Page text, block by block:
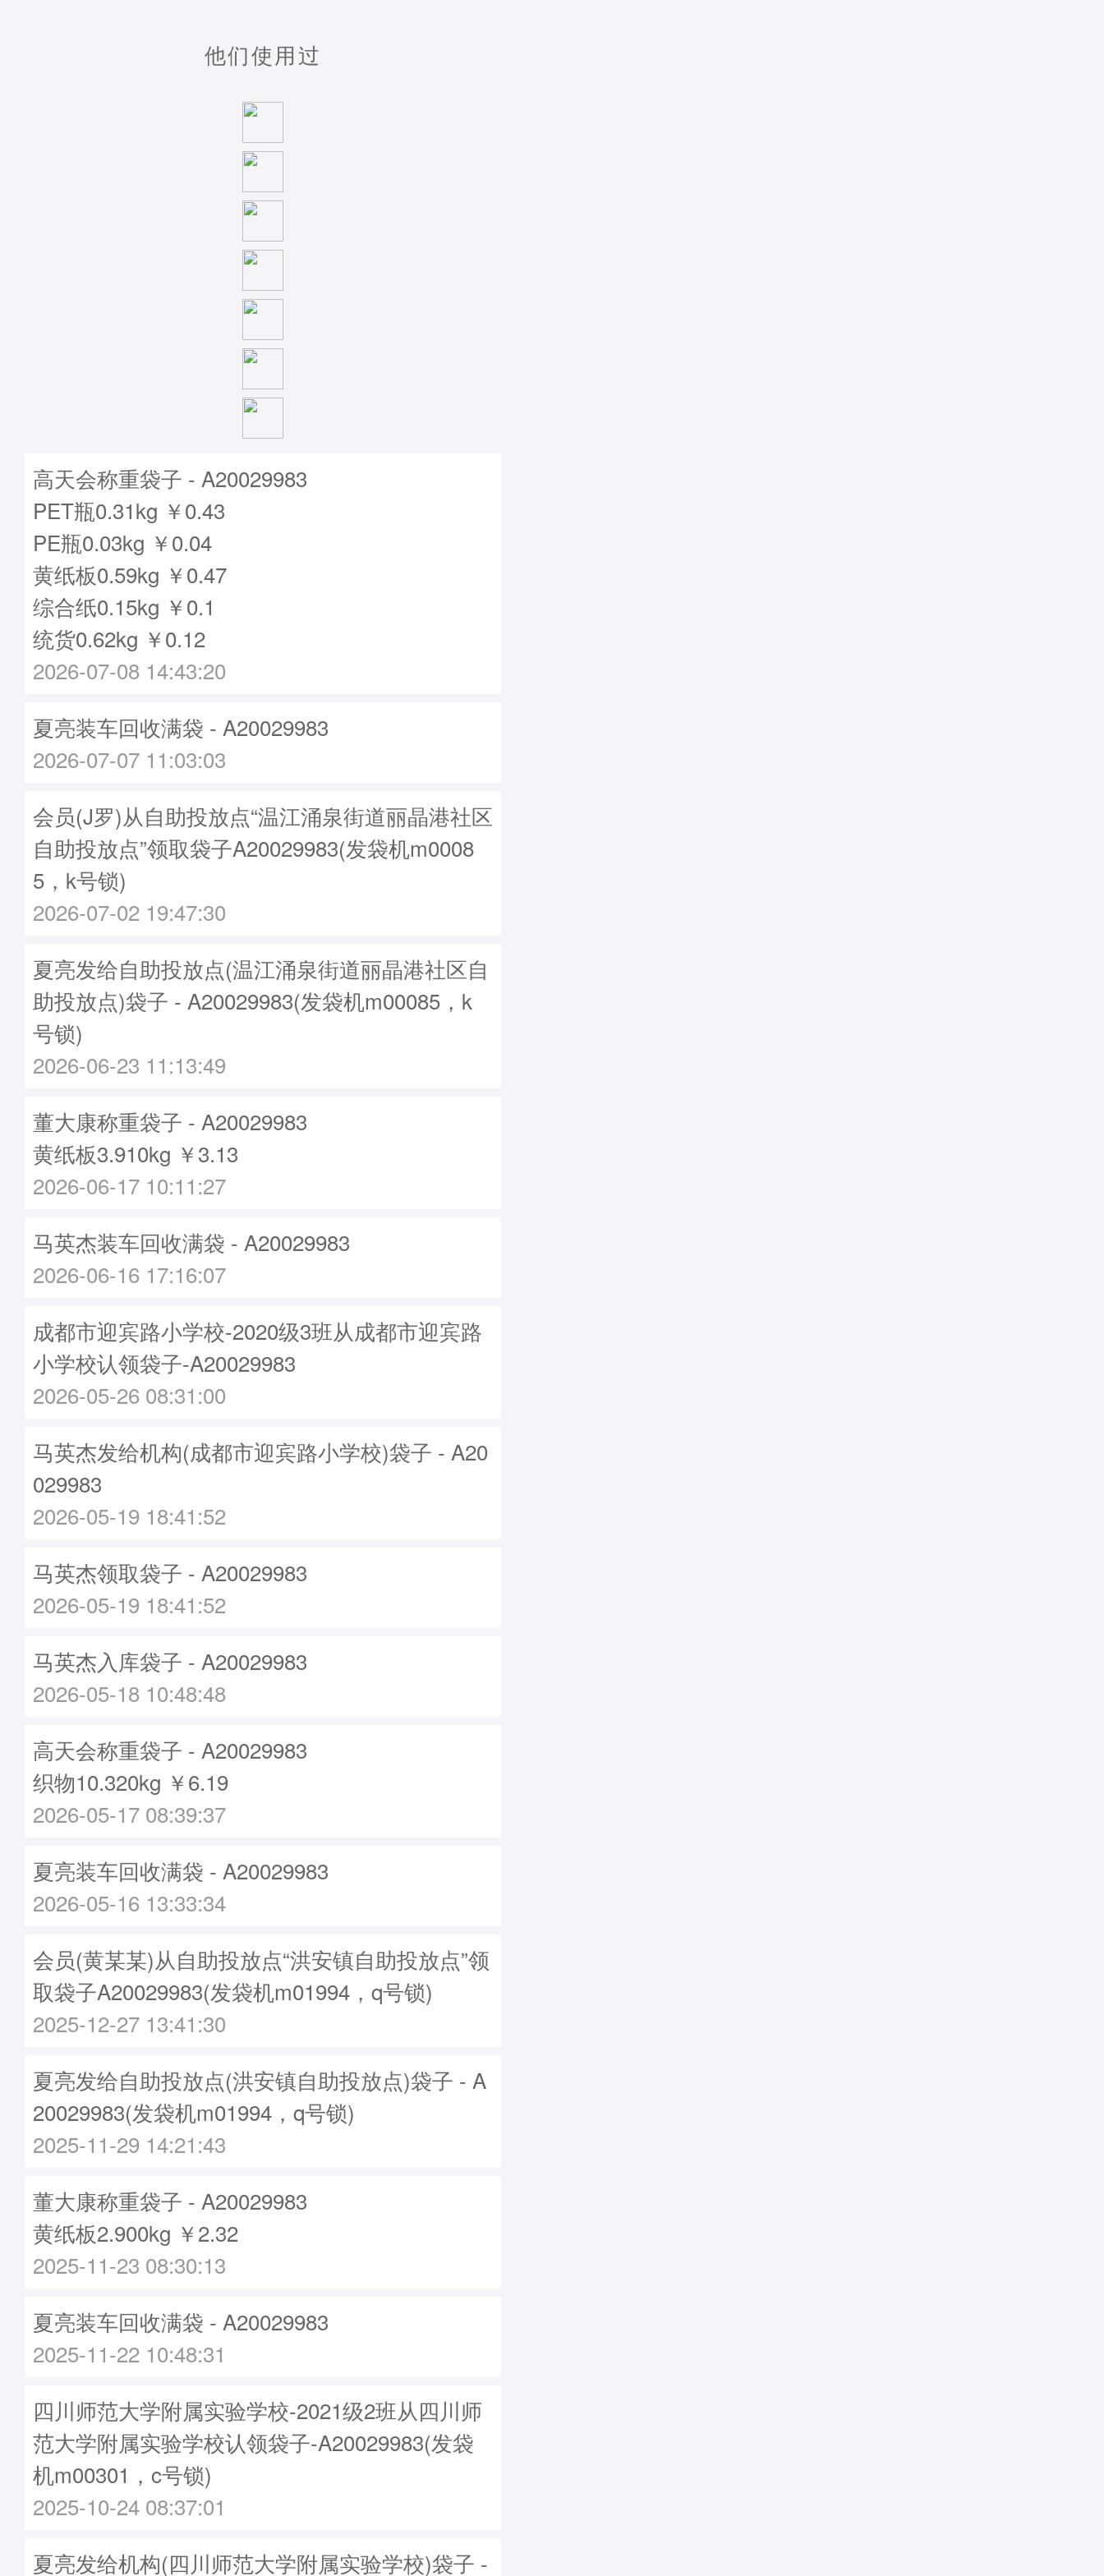
他们使用过
高天会称重袋子 - A20029983
PET瓶0.31kg ￥0.43
PE瓶0.03kg ￥0.04
黄纸板0.59kg ￥0.47
综合纸0.15kg ￥0.1
统货0.62kg ￥0.12
2026-07-08 14:43:20
夏亮装车回收满袋 - A20029983
2026-07-07 11:03:03
会员(J罗)从自助投放点“温江涌泉街道丽晶港社区
自助投放点”领取袋子A20029983(发袋机m0008
5，k号锁)
2026-07-02 19:47:30
夏亮发给自助投放点(温江涌泉街道丽晶港社区自
助投放点)袋子 - A20029983(发袋机m00085，k
号锁)
2026-06-23 11:13:49
董大康称重袋子 - A20029983
黄纸板3.910kg ￥3.13
2026-06-17 10:11:27
马英杰装车回收满袋 - A20029983
2026-06-16 17:16:07
成都市迎宾路小学校-2020级3班从成都市迎宾路
小学校认领袋子-A20029983
2026-05-26 08:31:00
马英杰发给机构(成都市迎宾路小学校)袋子 - A20
029983
2026-05-19 18:41:52
马英杰领取袋子 - A20029983
2026-05-19 18:41:52
马英杰入库袋子 - A20029983
2026-05-18 10:48:48
高天会称重袋子 - A20029983
织物10.320kg ￥6.19
2026-05-17 08:39:37
夏亮装车回收满袋 - A20029983
2026-05-16 13:33:34
会员(黄某某)从自助投放点“洪安镇自助投放点”领
取袋子A20029983(发袋机m01994，q号锁)
2025-12-27 13:41:30
夏亮发给自助投放点(洪安镇自助投放点)袋子 - A
20029983(发袋机m01994，q号锁)
2025-11-29 14:21:43
董大康称重袋子 - A20029983
黄纸板2.900kg ￥2.32
2025-11-23 08:30:13
夏亮装车回收满袋 - A20029983
2025-11-22 10:48:31
四川师范大学附属实验学校-2021级2班从四川师
范大学附属实验学校认领袋子-A20029983(发袋
机m00301，c号锁)
2025-10-24 08:37:01
夏亮发给机构(四川师范大学附属实验学校)袋子 -